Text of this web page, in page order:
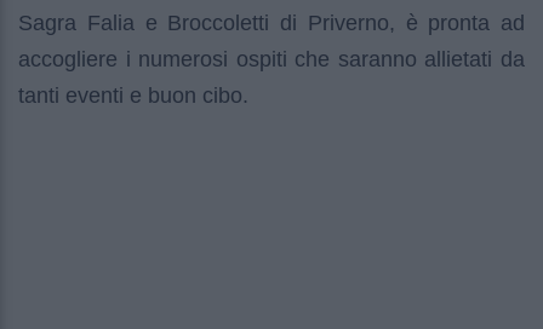
Sagra Falia e Broccoletti di Priverno, è pronta ad
accogliere i numerosi ospiti che saranno allietati da
tanti eventi e buon cibo.